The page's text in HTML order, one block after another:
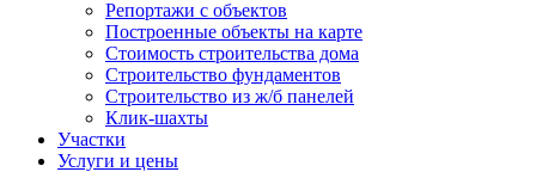
Репортажи с объектов
Построенные объекты на карте
Стоимость строительства дома
Строительство фундаментов
Строительство из ж/б панелей
Клик-шахты
Участки
Услуги и цены